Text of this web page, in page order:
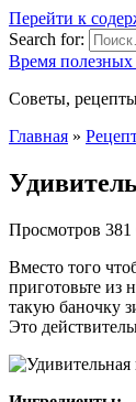
Перейти к
Search for:
Время полезных
Советы, рецепты
Главная »
Просмотров 381
Вместо того
приготовьте
такую баночку
Это